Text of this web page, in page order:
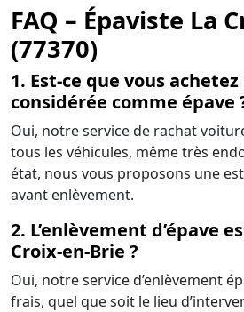
FAQ – Épaviste La
(77370)
1. Est-ce que vous
considérée comme épave
Oui, notre service de rachat
tous les véhicules, même très
état, nous vous proposons une
avant enlèvement.
2. L’enlèvement d’épave
Croix-en-Brie ?
Oui, notre service d’enlèvement
frais, quel que soit le lieu